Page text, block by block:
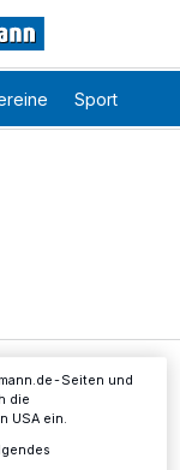
Sport
freigegeben
eindeutige
Seiten und
die
USA ein.